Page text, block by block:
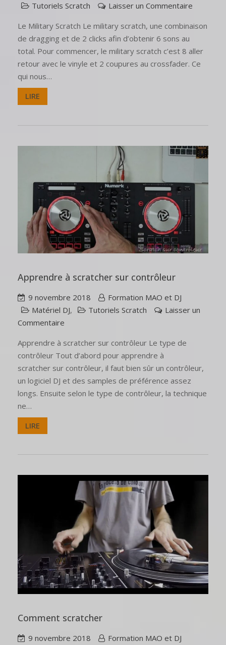
Tutoriels Scratch
Laisser un Commentaire
Le Military Scratch Le military scratch, une combinaison
de dragging et de 2 clicks afin d’obtenir 6 sons au
total. Pour commencer, le military scratch c’est 8 aller
retour avec le vinyle et 2 coupures au crossfader. Ce
qui nous…
LIRE
Apprendre à scratcher sur contrôleur
9 novembre 2018
Formation MAO et DJ
Matériel DJ, Tutoriels Scratch
Laisser un
Commentaire
Apprendre à scratcher sur contrôleur Le type de
contrôleur Tout d’abord pour apprendre à
scratcher sur contrôleur, il faut bien sûr un contrôleur,
un logiciel DJ et des samples de préférence assez
longs. Ensuite selon le type de contrôleur, la technique
ne…
LIRE
Comment scratcher
9 novembre 2018
Formation MAO et DJ